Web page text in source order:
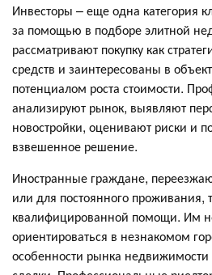
Инвесторы – еще одна категория
за помощью в подборе элитной
рассматривают покупку как
средств и заинтересованы в
потенциалом роста стоимости.
анализируют рынок, выявляют
новостройки, оценивают риски и
взвешенное решение.
Иностранные граждане,
или для постоянного проживания,
квалифицированной помощи. Им
ориентироваться в незнакомом
особенности рынка